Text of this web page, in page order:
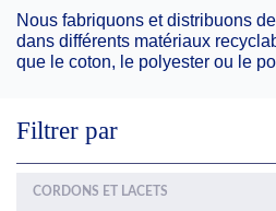
Nous fabriquons et distribuons
dans différents matériaux
que le coton, le polyester ou le
Filtrer par
CORDONS ET LACETS